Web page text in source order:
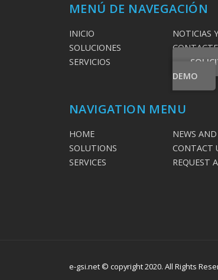
MENÚ DE NAVEGACIÓN
INICIO
SOLUCIONES
SERVICIOS
NOTICIAS
DEMO
NAVIGATION MENU
HOME
SOLUTIONS
SERVICES
NEWS
CONTACT
REQUEST
e-gsi.net © copyright 2020. All Rights